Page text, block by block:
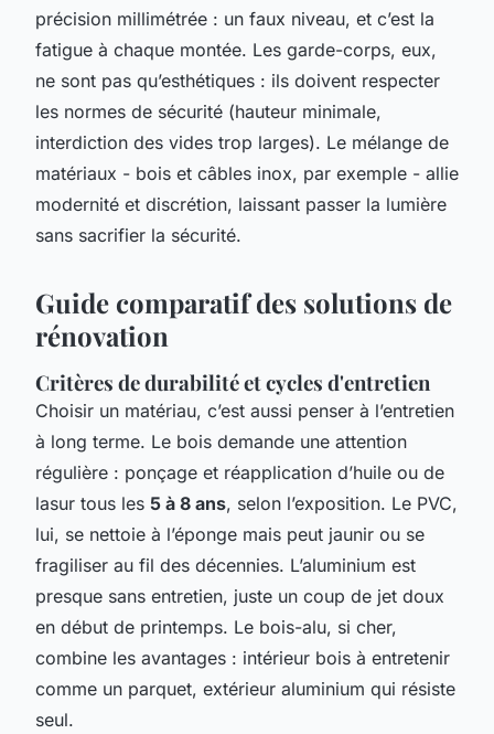
précision millimétrée : un faux niveau, et c’est la
fatigue à chaque montée. Les garde-corps, eux,
ne sont pas qu’esthétiques : ils doivent respecter
les normes de sécurité (hauteur minimale,
interdiction des vides trop larges). Le mélange de
matériaux - bois et câbles inox, par exemple - allie
modernité et discrétion, laissant passer la lumière
sans sacrifier la sécurité.
Guide comparatif des solutions de
rénovation
Critères de durabilité et cycles d'entretien
Choisir un matériau, c’est aussi penser à l’entretien
à long terme. Le bois demande une attention
régulière : ponçage et réapplication d’huile ou de
lasur tous les 5 à 8 ans, selon l’exposition. Le PVC,
lui, se nettoie à l’éponge mais peut jaunir ou se
fragiliser au fil des décennies. L’aluminium est
presque sans entretien, juste un coup de jet doux
en début de printemps. Le bois-alu, si cher,
combine les avantages : intérieur bois à entretenir
comme un parquet, extérieur aluminium qui résiste
seul.